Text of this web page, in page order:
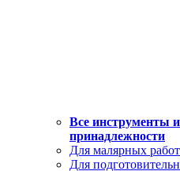
Все инструменты
принадлежности
Для малярных работ
Для